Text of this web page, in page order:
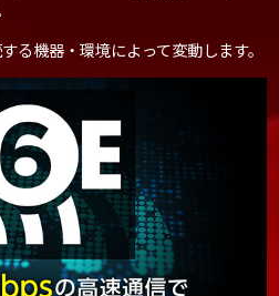
る機器・環境によって変動します。